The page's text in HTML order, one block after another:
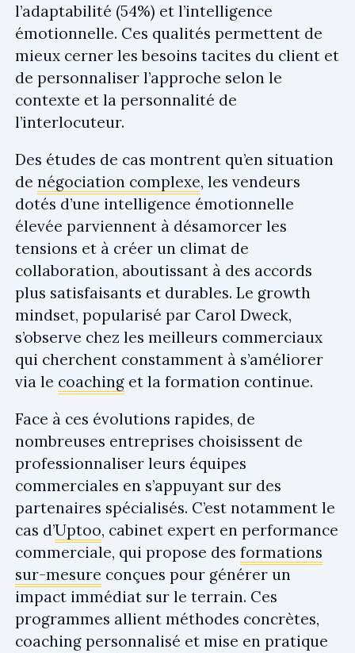
l’adaptabilité (54%) et l’intelligence
émotionnelle. Ces qualités permettent de
mieux cerner les besoins tacites du client et
de personnaliser l’approche selon le
contexte et la personnalité de
l’interlocuteur.
Des études de cas montrent qu’en situation
de négociation complexe, les vendeurs
dotés d’une intelligence émotionnelle
élevée parviennent à désamorcer les
tensions et à créer un climat de
collaboration, aboutissant à des accords
plus satisfaisants et durables. Le growth
mindset, popularisé par Carol Dweck,
s’observe chez les meilleurs commerciaux
qui cherchent constamment à s’améliorer
via le coaching et la formation continue.
Face à ces évolutions rapides, de
nombreuses entreprises choisissent de
professionnaliser leurs équipes
commerciales en s’appuyant sur des
partenaires spécialisés. C’est notamment le
cas d’Uptoo, cabinet expert en performance
commerciale, qui propose des formations
sur-mesure conçues pour générer un
impact immédiat sur le terrain. Ces
programmes allient méthodes concrètes,
coaching personnalisé et mise en pratique